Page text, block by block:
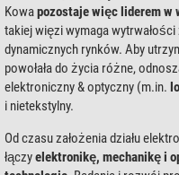
Kowapozostaje więc liderem w
takiej więzi wymaga
dynamicznych rynków. Aby
powołała do życia różne,
elektroniczny & optyczny (m.in.
i nietekstylny.
Od czasu założenia działu
łączyelektronikę, mechanikę i